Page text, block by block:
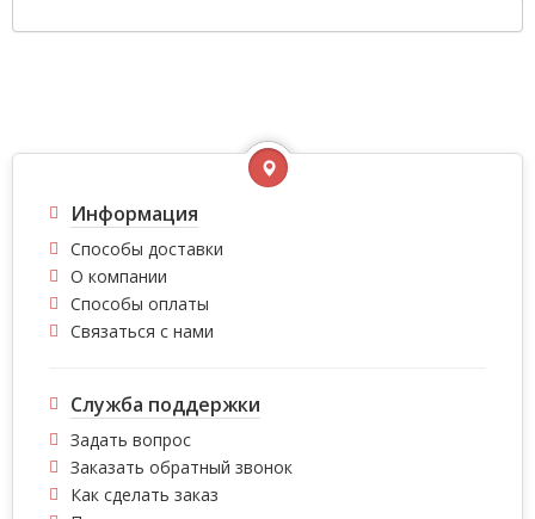
Информация
Способы доставки
О компании
Способы оплаты
Связаться с нами
Служба поддержки
Задать вопрос
Заказать обратный звонок
Как сделать заказ